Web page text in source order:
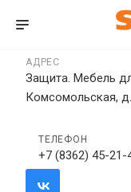
АДРЕС
Защита. Мебель
Комсомольская,
ТЕЛЕФОН
+7 (8362) 45-21-